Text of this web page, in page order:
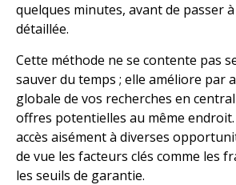
quelques minutes, avant de passer
détaillée.
Cette méthode ne se contente pas
sauver du temps ; elle améliore par
globale de vos recherches en
offres potentielles au même
accès aisément à diverses
de vue les facteurs clés comme les
les seuils de garantie.